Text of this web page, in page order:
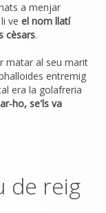
a menjar
ve el nom llatí
cèsars.
matar al seu marit
entremig
era la golafreria
ho, se'ls va
de reig